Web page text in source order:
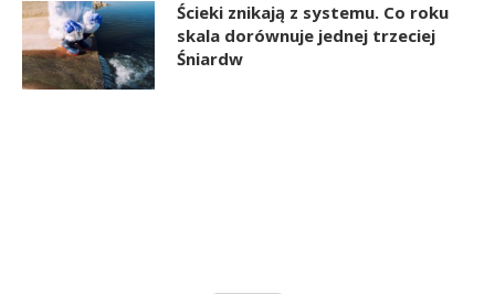
Ścieki znikają z systemu. Co roku
skala dorównuje jednej trzeciej
Śniardw